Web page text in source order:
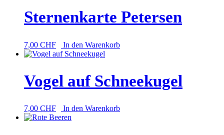
Sternenkarte Petersen
7,00 CHF In den Warenkorb
Vogel auf Schneekugel
7,00 CHF In den Warenkorb